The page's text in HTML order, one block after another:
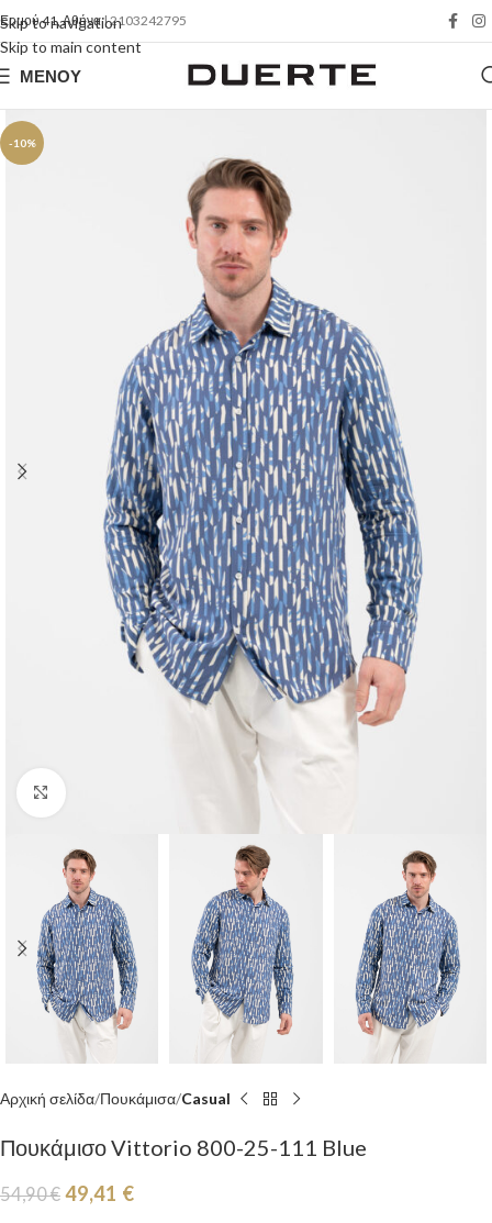
Skip to navigation
Skip to main content
Ερμού 41, Αθήνα| 2103242795
ΜΕΝΟΎ
-10%
Αρχική σελίδα Πουκάμισα Casual
Πουκάμισο Vittorio 800-25-111 Blue
54,90€ 49,41 €